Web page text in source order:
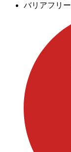
バリアフリー